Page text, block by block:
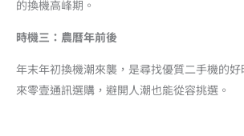
的換機高峰期。
時機三：農曆年前後
年末年初換機潮來襲，是尋找優質二手機的
來零壹通訊選購，避開人潮也能從容挑選。